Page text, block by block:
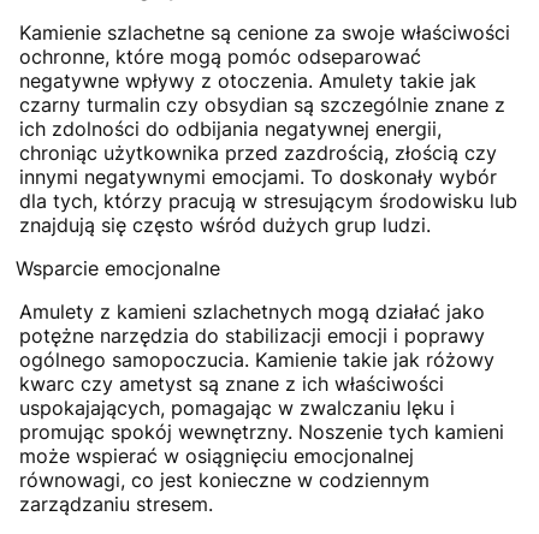
Kamienie szlachetne są cenione za swoje właściwości
ochronne, które mogą pomóc odseparować
negatywne wpływy z otoczenia. Amulety takie jak
czarny turmalin czy obsydian są szczególnie znane z
ich zdolności do odbijania negatywnej energii,
chroniąc użytkownika przed zazdrością, złością czy
innymi negatywnymi emocjami. To doskonały wybór
dla tych, którzy pracują w stresującym środowisku lub
znajdują się często wśród dużych grup ludzi.
Wsparcie emocjonalne
Amulety z kamieni szlachetnych mogą działać jako
potężne narzędzia do stabilizacji emocji i poprawy
ogólnego samopoczucia. Kamienie takie jak różowy
kwarc czy ametyst są znane z ich właściwości
uspokajających, pomagając w zwalczaniu lęku i
promując spokój wewnętrzny. Noszenie tych kamieni
może wspierać w osiągnięciu emocjonalnej
równowagi, co jest konieczne w codziennym
zarządzaniu stresem.